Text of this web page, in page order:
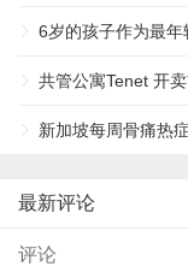
6岁的孩子作为最
共管公寓Tenet 开
新加坡每周骨痛热
最新评论